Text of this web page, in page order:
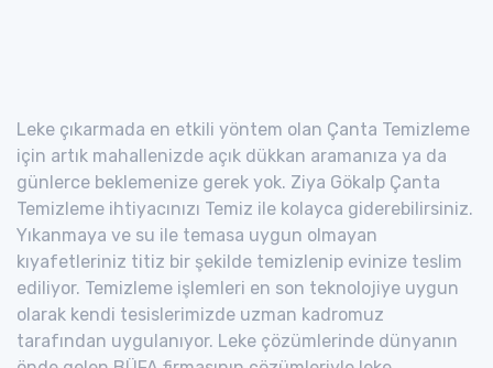
Leke çıkarmada en etkili yöntem olan Çanta Temizleme
için artık mahallenizde açık dükkan aramanıza ya da
günlerce beklemenize gerek yok. Ziya Gökalp Çanta
Temizleme ihtiyacınızı Temiz ile kolayca giderebilirsiniz.
Yıkanmaya ve su ile temasa uygun olmayan
kıyafetleriniz titiz bir şekilde temizlenip evinize teslim
ediliyor. Temizleme işlemleri en son teknolojiye uygun
olarak kendi tesislerimizde uzman kadromuz
tarafından uygulanıyor. Leke çözümlerinde dünyanın